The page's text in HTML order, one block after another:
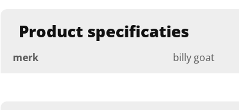
Product specificaties
merk billy goat